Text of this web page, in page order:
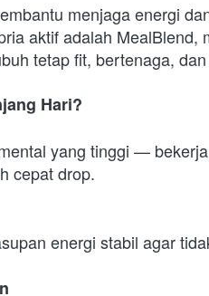
menjaga energi
aktif adalah MealBlend,
tetap fit, bertenaga,
Hari?
yang tinggi —
cepat drop.
energi stabil agar